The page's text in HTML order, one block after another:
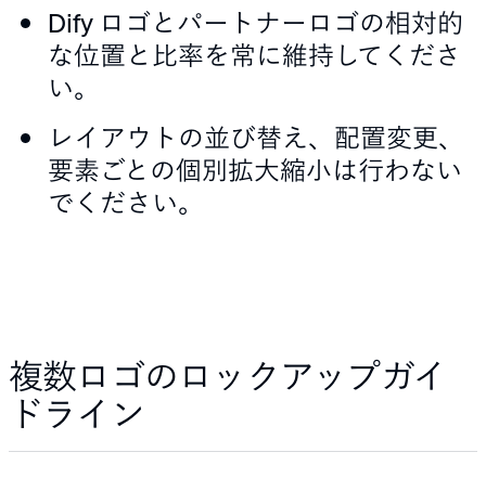
Dify ロゴとパートナーロゴの相対的
な位置と比率を常に維持してくださ
い。
レイアウトの並び替え、配置変更、
要素ごとの個別拡大縮小は行わない
でください。
複数ロゴのロックアップガイ
ドライン